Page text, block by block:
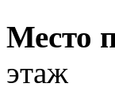
Место
этаж